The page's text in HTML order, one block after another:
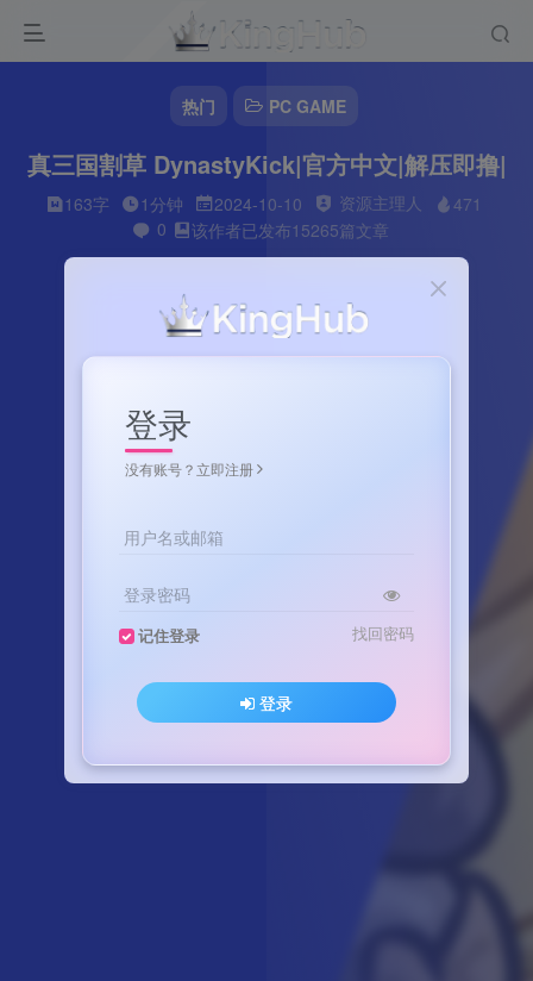
热门 PC GAME
真三国割草 DynastyKick|官方中文|解压即撸|
163字 1分钟 2024-10-10 资源主理人
471
0
该作者已发布15265篇文章
登录
没有账号？立即注册
用户名或邮箱
登录密码
记住登录 找回密码
登录